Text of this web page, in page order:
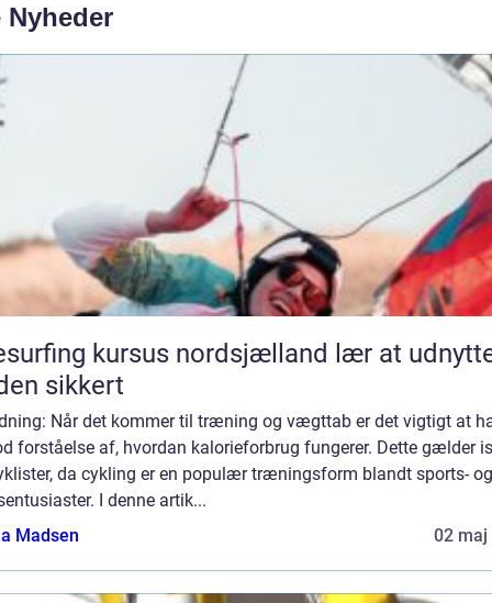
Nyheder
kursus nordsjælland lær at udnytte
sikkert
Når det kommer til træning og vægttab er det vigtigt at
forståelse af, hvordan kalorieforbrug fungerer. Dette gælder
da cykling er en populær træningsform blandt sports- og
I denne artik...
Madsen
02 maj